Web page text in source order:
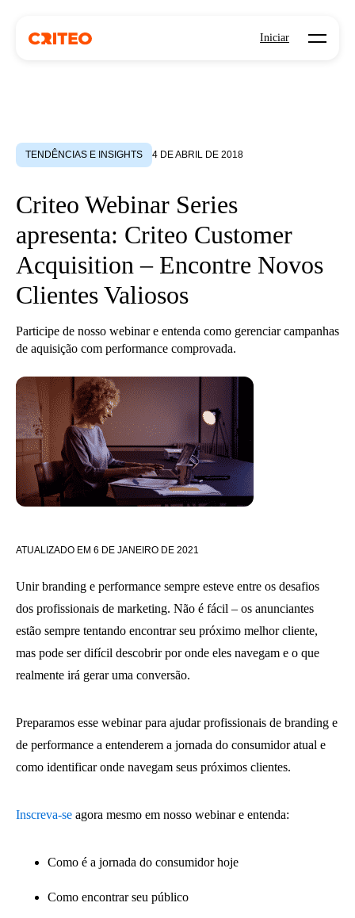
Iniciar Open
TENDÊNCIAS E INSIGHTS 4 DE ABRIL DE 2018
Criteo Webinar Series
apresenta: Criteo Customer
Acquisition – Encontre Novos
Clientes Valiosos
Participe de nosso webinar e entenda como gerenciar campanhas
de aquisição com performance comprovada.
ATUALIZADO EM 6 DE JANEIRO DE 2021
Unir branding e performance sempre esteve entre os desafios
dos profissionais de marketing. Não é fácil – os anunciantes
estão sempre tentando encontrar seu próximo melhor cliente,
mas pode ser difícil descobrir por onde eles navegam e o que
realmente irá gerar uma conversão.
Preparamos esse webinar para ajudar profissionais de branding e
de performance a entenderem a jornada do consumidor atual e
como identificar onde navegam seus próximos clientes.
Inscreva-se agora mesmo em nosso webinar e entenda:
Como é a jornada do consumidor hoje
Como encontrar seu público